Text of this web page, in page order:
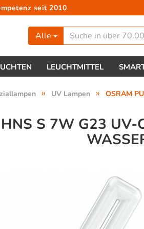
seit 2010
Alle
LEUCHTMITTEL
» UV Lampen » OSRAM
S 7W G23 UV-